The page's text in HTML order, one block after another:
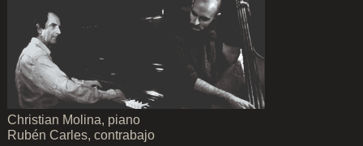
Christian Molina, piano
Rubén Carles, contrabajo